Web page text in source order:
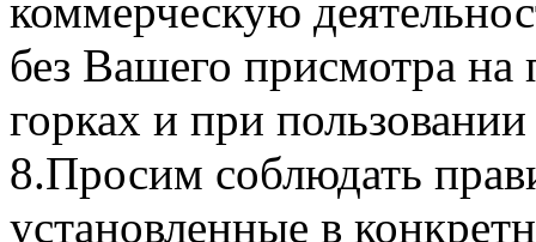
коммерческую
без Вашего присмотра на
горках и при
8.Просим соблюдать
установленные в